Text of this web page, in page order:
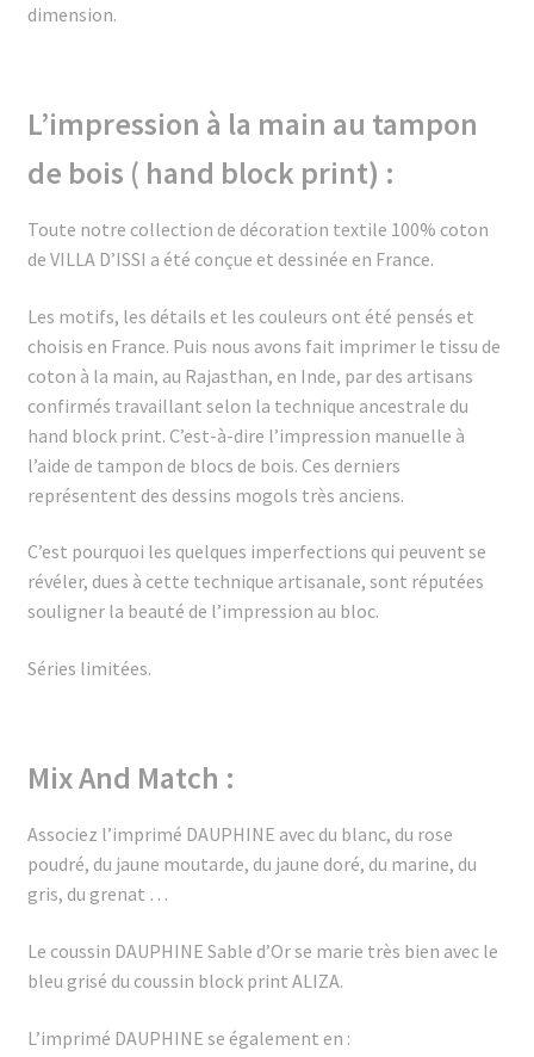
dimension.
L’impression à la main au tampon
de bois ( hand block print) :
Toute notre collection de décoration textile 100% coton
de VILLA D’ISSI a été conçue et dessinée en France.
Les motifs, les détails et les couleurs ont été pensés et
choisis en France. Puis nous avons fait imprimer le tissu de
coton à la main, au Rajasthan, en Inde, par des artisans
confirmés travaillant selon la technique ancestrale du
hand block print. C’est-à-dire l’impression manuelle à
l’aide de tampon de blocs de bois. Ces derniers
représentent des dessins mogols très anciens.
C’est pourquoi les quelques imperfections qui peuvent se
révéler, dues à cette technique artisanale, sont réputées
souligner la beauté de l’impression au bloc.
Séries limitées.
Mix And Match :
Associez l’imprimé DAUPHINE avec du blanc, du rose
poudré, du jaune moutarde, du jaune doré, du marine, du
gris, du grenat …
Le coussin DAUPHINE Sable d’Or se marie très bien avec le
bleu grisé du coussin block print ALIZA.
L’imprimé DAUPHINE se également en :